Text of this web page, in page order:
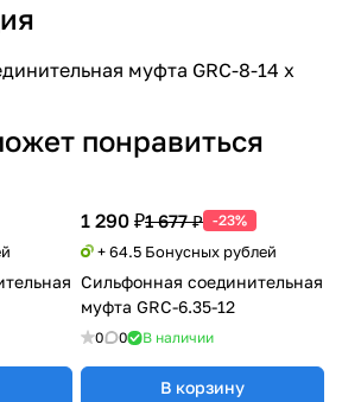
муфта GRС-8-14 х
понравиться
1 290 ₽1 677 ₽ -23%
+ 64.5 Бонусных рублей
Сильфонная соединительная
муфта GRC-6.35-12
0 0 В наличии
В корзину